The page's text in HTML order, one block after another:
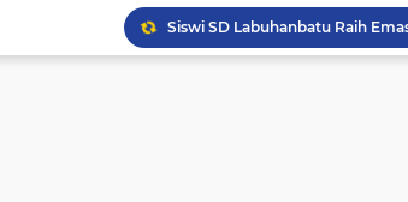
Siswi SD Labuhanbatu Raih
Hadir di Gaya Hidup